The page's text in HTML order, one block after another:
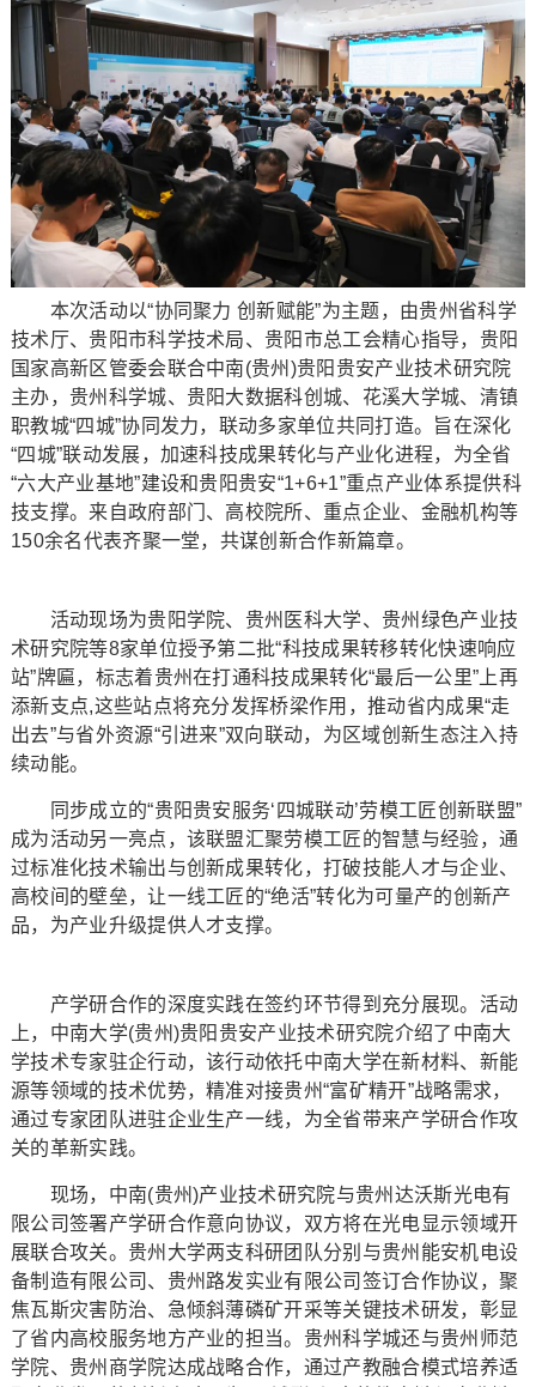
本次活动以“协同聚力 创新赋能”为主题，由贵州省科学
技术厅、贵阳市科学技术局、贵阳市总工会精心指导，贵阳
国家高新区管委会联合中南(贵州)贵阳贵安产业技术研究院
主办，贵州科学城、贵阳大数据科创城、花溪大学城、清镇
职教城“四城”协同发力，联动多家单位共同打造。旨在深化
“四城”联动发展，加速科技成果转化与产业化进程，为全省
“六大产业基地”建设和贵阳贵安“1+6+1”重点产业体系提供科
技支撑。来自政府部门、高校院所、重点企业、金融机构等
150余名代表齐聚一堂，共谋创新合作新篇章。
活动现场为贵阳学院、贵州医科大学、贵州绿色产业技
术研究院等8家单位授予第二批“科技成果转移转化快速响应
站”牌匾，标志着贵州在打通科技成果转化“最后一公里”上再
添新支点,这些站点将充分发挥桥梁作用，推动省内成果“走
出去”与省外资源“引进来”双向联动，为区域创新生态注入持
续动能。
同步成立的“贵阳贵安服务‘四城联动’劳模工匠创新联盟”
成为活动另一亮点，该联盟汇聚劳模工匠的智慧与经验，通
过标准化技术输出与创新成果转化，打破技能人才与企业、
高校间的壁垒，让一线工匠的“绝活”转化为可量产的创新产
品，为产业升级提供人才支撑。
产学研合作的深度实践在签约环节得到充分展现。活动
上，中南大学(贵州)贵阳贵安产业技术研究院介绍了中南大
学技术专家驻企行动，该行动依托中南大学在新材料、新能
源等领域的技术优势，精准对接贵州“富矿精开”战略需求，
通过专家团队进驻企业生产一线，为全省带来产学研合作攻
关的革新实践。
现场，中南(贵州)产业技术研究院与贵州达沃斯光电有
限公司签署产学研合作意向协议，双方将在光电显示领域开
展联合攻关。贵州大学两支科研团队分别与贵州能安机电设
备制造有限公司、贵州路发实业有限公司签订合作协议，聚
焦瓦斯灾害防治、急倾斜薄磷矿开采等关键技术研发，彰显
了省内高校服务地方产业的担当。贵州科学城还与贵州师范
学院、贵州商学院达成战略合作，通过产教融合模式培养适